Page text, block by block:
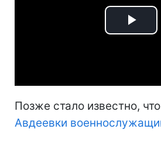
Play
Позже стало известно, что
Авдеевки